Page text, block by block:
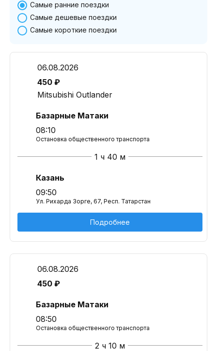
Самые ранние поездки
Самые дешевые поездки
Самые короткие поездки
06.08.2026
450 ₽
Mitsubishi Outlander
Базарные Матаки
08:10
Остановка общественного транспорта
1 ч 40 м
Казань
09:50
Ул. Рихарда Зорге, 67, Респ. Татарстан
Подробнее
06.08.2026
450 ₽
Базарные Матаки
08:50
Остановка общественного транспорта
2 ч 10 м